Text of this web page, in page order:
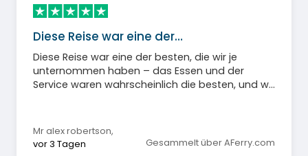
Diese Reise war eine der…
Diese Reise war eine der besten, die wir je
unternommen haben – das Essen und der
Service waren wahrscheinlich die besten, und wir
Mr alex robertson,
vor 3 Tagen
Gesammelt über AFerry.com